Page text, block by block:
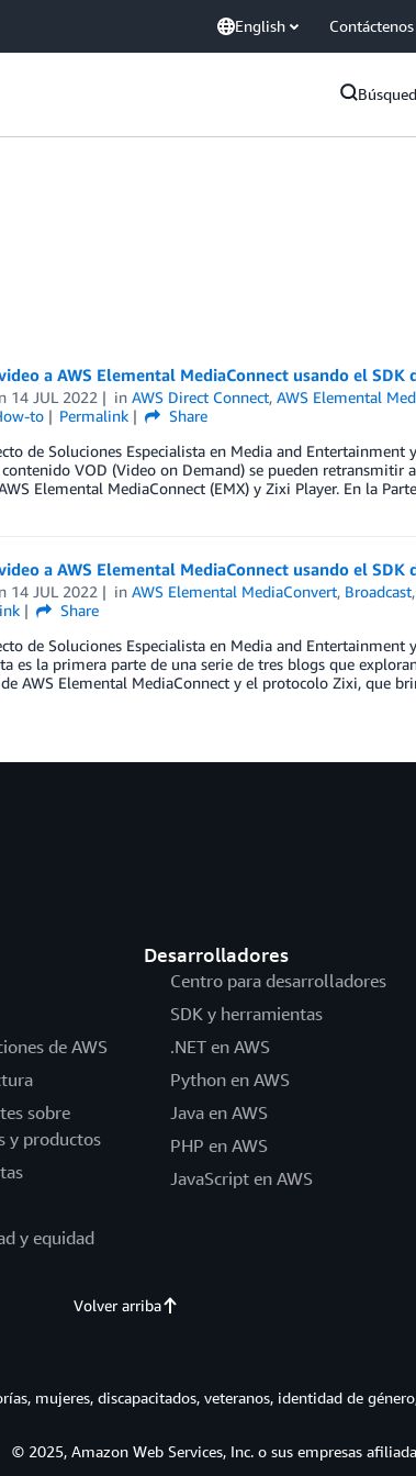
English Contáctenos
a AWS Elemental MediaConnect usando el SDK
14 JUL 2022 inAWS Direct Connect,AWS Elemental
to Permalink
Share
de Soluciones Especialista en Media and Entertainment
VOD (Video on Demand) se pueden
Elemental MediaConnect (EMX) y Zixi Player. En la
a AWS Elemental MediaConnect usando el SDK
14 JUL 2022 inAWS Elemental MediaConvert, Broadcast,
Share
de Soluciones Especialista en Media and Entertainment
es la primera parte de una serie de tres blogs que
AWS Elemental MediaConnect y el protocolo Zixi, que
de AWS
sobre
y productos
y equidad
Desarrolladores
Centro para desarrolladores
SDK y herramientas
.NET en AWS
Python en AWS
Java en AWS
PHP en AWS
JavaScript en AWS
Volver arriba
mujeres, discapacitados, veteranos, identidad de
© 2025, Amazon Web Services, Inc. o sus empresas